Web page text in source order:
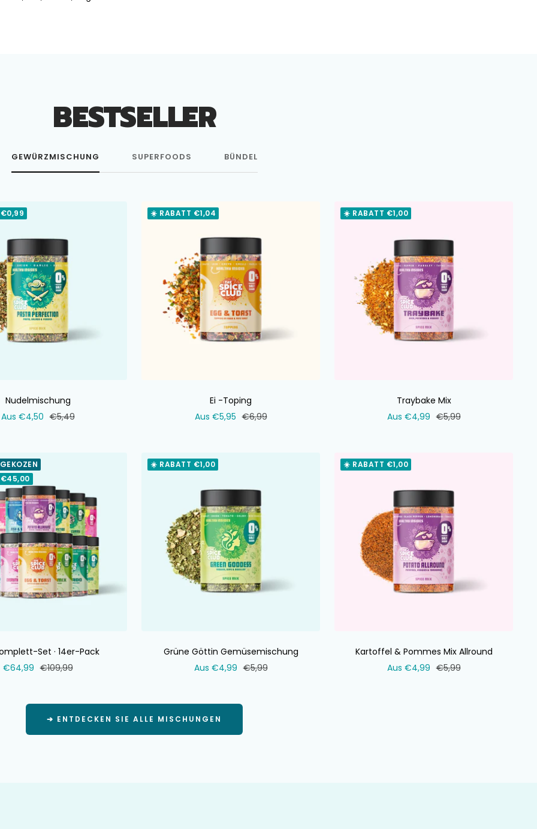
BESTSELLER
GEWÜRZMISCHUNG SUPERFOODS BÜNDEL
Nudelmischung
Verkaufspreis
Aus €4,50 Normaler
€5,49
☀️ RABATT €1,04
Ei -Toping
Verkaufspreis
Aus €5,95 Normaler
€6,99
☀️ RABATT €1,00
Traybake Mix
Verkaufspreis
Aus €4,99 Normaler
€5,99
€45,00
Set · 14er-Pack
Verkaufspreis
€64,99 Normaler
€109,99
☀️ RABATT €1,00
Grüne Göttin Gemüsemischung
Verkaufspreis
Aus €4,99 Normaler
€5,99
☀️ RABATT €1,00
Kartoffel & Pommes Mix Allround
Verkaufspreis
Aus €4,99 Normaler
€5,99
➔ ENTDECKEN SIE ALLE MISCHUNGEN